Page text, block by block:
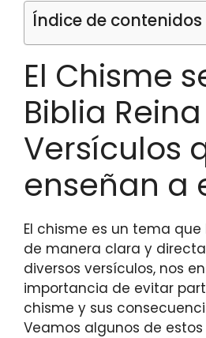
Índice de contenidos
El Chisme
Biblia
Versículos
enseñan a
El chisme es un tema
de manera clara y
diversos versículos, nos
importancia de evitar
chisme y sus
Veamos algunos de estos